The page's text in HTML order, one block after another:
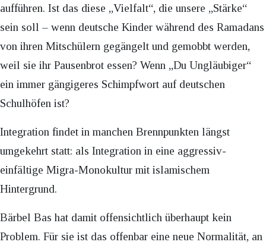
aufführen. Ist das diese „Vielfalt“, die unsere „Stärke“
sein soll – wenn deutsche Kinder während des Ramadans
von ihren Mitschülern gegängelt und gemobbt werden,
weil sie ihr Pausenbrot essen? Wenn „Du Ungläubiger“
ein immer gängigeres Schimpfwort auf deutschen
Schulhöfen ist?
Integration findet in manchen Brennpunkten längst
umgekehrt statt: als Integration in eine aggressiv-
einfältige Migra-Monokultur mit islamischem
Hintergrund.
Bärbel Bas hat damit offensichtlich überhaupt kein
Problem. Für sie ist das offenbar eine neue Normalität, an